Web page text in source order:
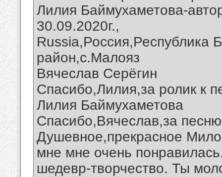
Лилия Баймухаметова-
30.09.2020г.,
Russia,Россия,Республика
район,с.Малояз
Вячеслав Серёгин
Спасибо,Лилия,за ролик к
Лилия Баймухаметова
Спасибо,Вячеслав,за
Душевное,прекрасное
мне мне очень
шедевр-творчество. Ты